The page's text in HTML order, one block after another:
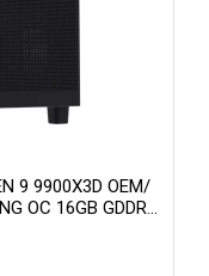
9 9900X3D OEM/
OC 16GB GDDR6